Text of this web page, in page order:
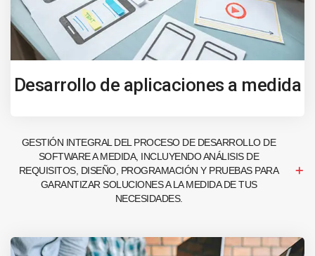
Desarrollo de aplicaciones a medida
GESTIÓN INTEGRAL DEL PROCESO DE DESARROLLO DE
SOFTWARE A MEDIDA, INCLUYENDO ANÁLISIS DE
REQUISITOS, DISEÑO, PROGRAMACIÓN Y PRUEBAS PARA
GARANTIZAR SOLUCIONES A LA MEDIDA DE TUS
NECESIDADES.